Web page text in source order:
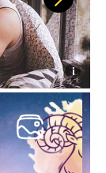
Další